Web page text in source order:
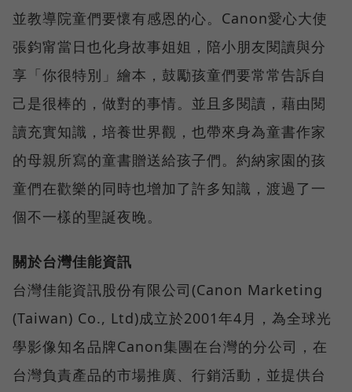
並教導院童們要懷有感恩的心。Canon愛心大使
張鈞甯當日也化身故事姐姐，陪小朋友閱讀與分
享「你很特別」繪本，鼓勵孩童們要常常告訴自
己是很棒的，做對的事情。並且多閱讀，藉由閱
讀充實知識，培養世界觀，也帶來身為童書作家
的母親所寫的童書贈送給孩子們。約納家園的孩
童們在歡樂的同時也增加了許多知識，渡過了一
個不一樣的聖誕夜晚。
關於台灣佳能資訊
台灣佳能資訊股份有限公司(Canon Marketing
(Taiwan) Co., Ltd)成立於2001年4月，為全球光
學影像知名品牌Canon集團在台灣的分公司，在
台灣負責產品的市場推廣、行銷活動，並提供台